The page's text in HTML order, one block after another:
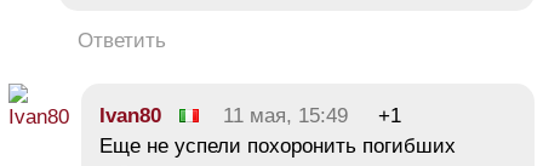
Ответить
Ivan80 11 мая, 15:49
+1
Еще не успели похоронить погибших